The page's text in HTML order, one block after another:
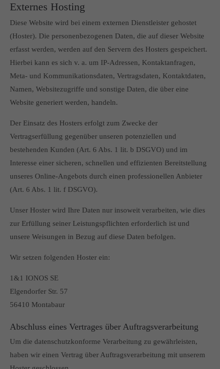
Externes Hosting
Diese Website wird bei einem externen Dienstleister gehostet
(Hoster). Die personenbezogenen Daten, die auf dieser Website
erfasst werden, werden auf den Servern des Hosters gespeichert.
Hierbei kann es sich v. a. um IP-Adressen, Kontaktanfragen,
Meta- und Kommunikationsdaten, Vertragsdaten, Kontaktdaten,
Namen, Websitezugriffe und sonstige Daten, die über eine
Website generiert werden, handeln.
Der Einsatz des Hosters erfolgt zum Zwecke der
Vertragserfüllung gegenüber unseren potenziellen und
bestehenden Kunden (Art. 6 Abs. 1 lit. b DSGVO) und im
Interesse einer sicheren, schnellen und effizienten Bereitstellung
unseres Online-Angebots durch einen professionellen Anbieter
(Art. 6 Abs. 1 lit. f DSGVO).
Unser Hoster wird Ihre Daten nur insoweit verarbeiten, wie dies
zur Erfüllung seiner Leistungspflichten erforderlich ist und
unsere Weisungen in Bezug auf diese Daten befolgen.
Wir setzen folgenden Hoster ein:
1&1 IONOS SE
Elgendorfer Str. 57
56410 Montabaur
Abschluss eines Vertrages über Auftragsverarbeitung
Um die datenschutzkonforme Verarbeitung zu gewährleisten,
haben wir einen Vertrag über Auftragsverarbeitung mit unserem